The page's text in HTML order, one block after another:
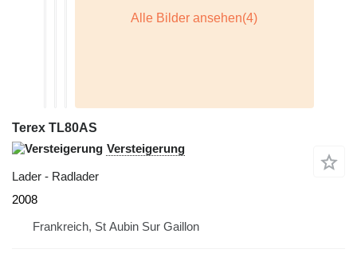
Terex TL80AS
Versteigerung
Lader - Radlader
2008
Frankreich, St Aubin Sur Gaillon